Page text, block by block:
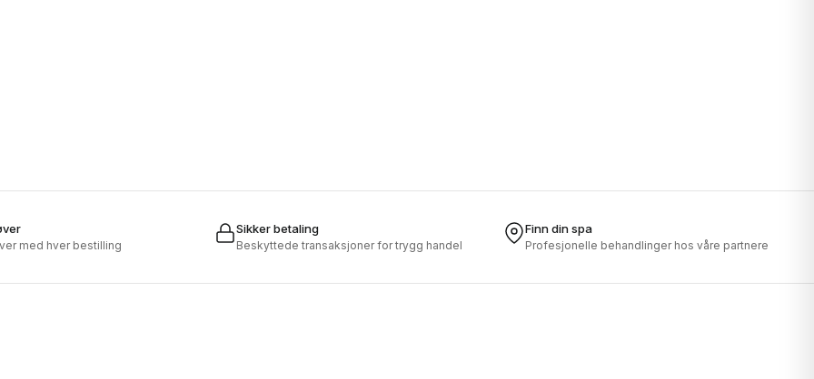
med hver bestilling
Sikker betaling
Beskyttede transaksjoner for trygg handel
Finn din spa
Profesjonelle behandlinger hos våre partnere